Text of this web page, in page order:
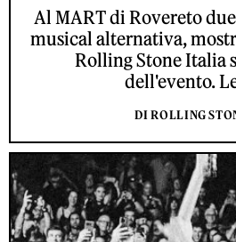
Al MART di Rovereto
musical alternativa,
Rolling Stone Italia
dell'evento.
DI ROLLING